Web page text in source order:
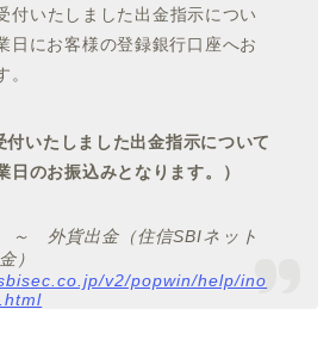
付いたしました出金指示につい
日にお客様の登録銀行口座へお
。
付いたしました出金指示について
日のお振込みとなります。）
外貨出金（住信SBIネット
）
v2/popwin/help/ino